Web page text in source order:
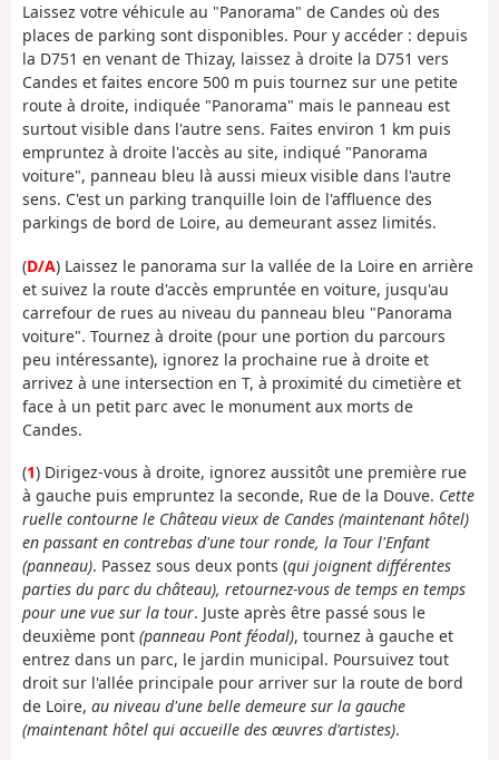
Laissez votre véhicule au "Panorama" de Candes où des
places de parking sont disponibles. Pour y accéder : depuis
la D751 en venant de Thizay, laissez à droite la D751 vers
Candes et faites encore 500 m puis tournez sur une petite
route à droite, indiquée "Panorama" mais le panneau est
surtout visible dans l'autre sens. Faites environ 1 km puis
empruntez à droite l'accès au site, indiqué "Panorama
voiture", panneau bleu là aussi mieux visible dans l'autre
sens. C'est un parking tranquille loin de l'affluence des
parkings de bord de Loire, au demeurant assez limités.
(D/A) Laissez le panorama sur la vallée de la Loire en arrière
et suivez la route d'accès empruntée en voiture, jusqu'au
carrefour de rues au niveau du panneau bleu "Panorama
voiture". Tournez à droite (pour une portion du parcours
peu intéressante), ignorez la prochaine rue à droite et
arrivez à une intersection en T, à proximité du cimetière et
face à un petit parc avec le monument aux morts de
Candes.
(1) Dirigez-vous à droite, ignorez aussitôt une première rue
à gauche puis empruntez la seconde, Rue de la Douve. Cette
ruelle contourne le Château vieux de Candes (maintenant hôtel)
en passant en contrebas d'une tour ronde, la Tour l'Enfant
(panneau). Passez sous deux ponts (qui joignent différentes
parties du parc du château), retournez-vous de temps en temps
pour une vue sur la tour. Juste après être passé sous le
deuxième pont (panneau Pont féodal), tournez à gauche et
entrez dans un parc, le jardin municipal. Poursuivez tout
droit sur l'allée principale pour arriver sur la route de bord
de Loire, au niveau d'une belle demeure sur la gauche
(maintenant hôtel qui accueille des œuvres d'artistes).